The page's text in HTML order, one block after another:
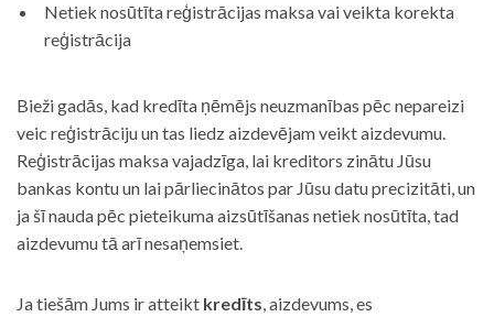
Netiek nosūtīta reģistrācijas maksa vai veikta korekta
reģistrācija
Bieži gadās, kad kredīta ņēmējs neuzmanības pēc nepareizi
veic reģistrāciju un tas liedz aizdevējam veikt aizdevumu.
Reģistrācijas maksa vajadzīga, lai kreditors zinātu Jūsu
bankas kontu un lai pārliecinātos par Jūsu datu precizitāti, un
ja šī nauda pēc pieteikuma aizsūtīšanas netiek nosūtīta, tad
aizdevumu tā arī nesaņemsiet.
Ja tiešām Jums ir atteikt kredīts, aizdevums, es